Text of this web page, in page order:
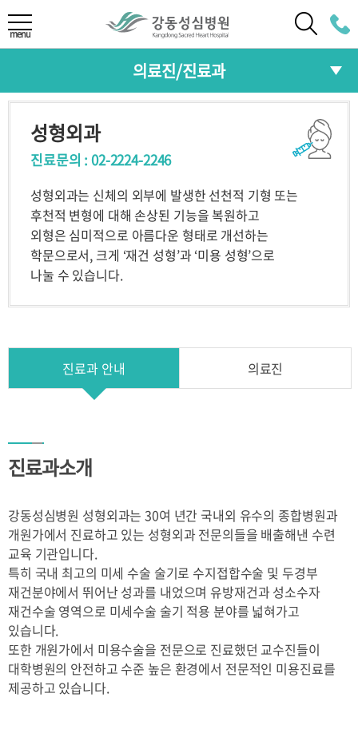
menu LANGUAGE
ENG
RUS
예약/발급
예약조회/취소
서류발급
의료진/진료과
전문센터
다학제통합진료
중환자센터
종합건강증진센터
이용안내
병문안 안내
간호간병서비스
신포괄수가제도
의료사회사업
장례식장
일송홀(대강당)
대관
층별안내
편의시설 안내
전화번호 안내
고객의 소리
의료진/진료과
진료과
전문센터
다학제통합진료
이용안내
검사항목
유의사항
공단검진
유방암센터
성형외과
진료문의 : 02-2224-2246
성형외과는 신체의 외부에 발생한 선천적 기형 또는
후천적 변형에 대해 손상된 기능을 복원하고
외형은 심미적으로 아름다운 형태로 개선하는
학문으로서, 크게 ‘재건 성형’과 ‘미용 성형’으로
나눌 수 있습니다.
진료과 안내 의료진
진료과소개
강동성심병원 성형외과는 30여 년간 국내외 유수의 종합병원과
개원가에서 진료하고 있는 성형외과 전문의들을 배출해낸 수련
교육 기관입니다.
특히 국내 최고의 미세 수술 술기로 수지접합수술 및 두경부
재건분야에서 뛰어난 성과를 내었으며 유방재건과 성소수자
재건수술 영역으로 미세수술 술기 적용 분야를 넓혀가고
있습니다.
또한 개원가에서 미용수술을 전문으로 진료했던 교수진들이
대학병원의 안전하고 수준 높은 환경에서 전문적인 미용진료를
제공하고 있습니다.